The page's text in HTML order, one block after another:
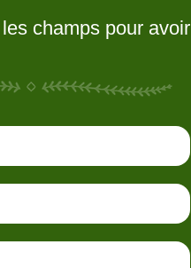
champs pour avoir